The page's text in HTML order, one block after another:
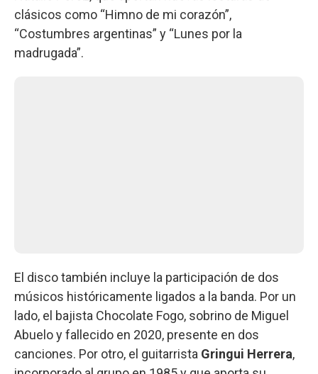
clásicos como “Himno de mi corazón”,
“Costumbres argentinas” y “Lunes por la
madrugada”.
El disco también incluye la participación de dos
músicos históricamente ligados a la banda. Por un
lado, el bajista Chocolate Fogo, sobrino de Miguel
Abuelo y fallecido en 2020, presente en dos
canciones. Por otro, el guitarrista Gringui Herrera,